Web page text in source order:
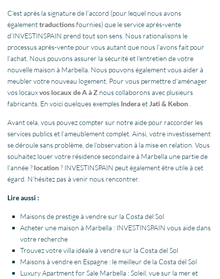
C’est après la signature de l’accord (pour lequel nous avons
égalementtraductionsfournies) que le service après-vente
d’INVESTINSPAIN prend tout son sens. Nous rationalisons le
processus après-vente pour vous autant que nous l’avons fait pour
l’achat. Nous pouvons assurer la sécurité et l’entretien de votre
nouvelle maison à Marbella. Nous pouvons également vous aider à
meubler votre nouveau logement. Pour vous permettre d’aménager
vos locauxvos locaux de A à Z nous collaborons avec plusieurs
fabricants. En voici quelques exemples Inderaet Jati & Kebon
Avant cela, vous pouvez compter sur notre aide pour raccorder les
services publics et l’ameublement complet. Ainsi, votre investissement
se déroule sans problème, de l’observation à la mise en relation. Vous
souhaitez louer votre résidence secondaire à Marbella une partie de
l’année ? location? INVESTINSPAIN peut également être utile à cet
égard. N’hésitez pas à venir nous rencontrer.
Lire aussi :
Maisons de prestige à vendre sur la Costa del Sol
Acheter une maison à Marbella : INVESTINSPAIN vous aide dans
votre recherche
Trouvez votre villa idéale à vendre sur la Costa del Sol
Maisons à vendre en Espagne : le meilleur de la Costa del Sol
Luxury Apartment for Sale Marbella : Soleil, vue sur la mer et